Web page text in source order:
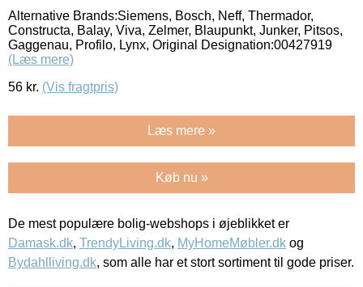
Alternative Brands:Siemens, Bosch, Neff, Thermador,
Constructa, Balay, Viva, Zelmer, Blaupunkt, Junker, Pitsos,
Gaggenau, Profilo, Lynx, Original Designation:00427919
(Læs mere)
56 kr. (Vis fragtpris)
Læs mere »
Køb nu »
De mest populære bolig-webshops i øjeblikket er
Damask.dk, TrendyLiving.dk, MyHomeMøbler.dk og
Bydahlliving.dk, som alle har et stort sortiment til gode priser.